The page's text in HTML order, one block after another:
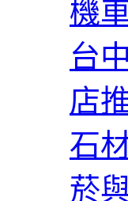
機
台
店
石
菸